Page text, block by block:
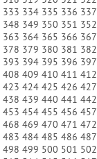
333 334 335 336 337
348 349 350 351 352
363 364 365 366 367
378 379 380 381 382
393 394 395 396 397
408 409 410 411 412
423 424 425 426 427
438 439 440 441 442
453 454 455 456 457
468 469 470 471 472
483 484 485 486 487
498 499 500 501 502